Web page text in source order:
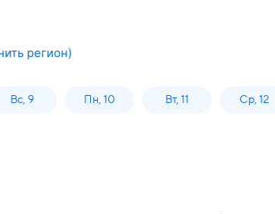
регион)
Вс, 9 Пн, 10 Вт, 11 Ср, 12